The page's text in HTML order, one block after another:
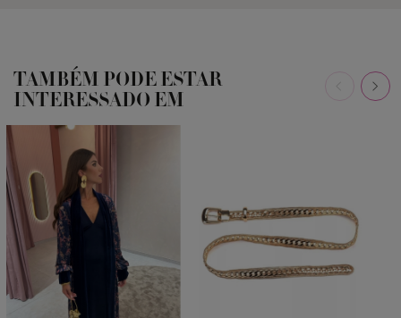
TAMBÉM PODE ESTAR
INTERESSADO EM